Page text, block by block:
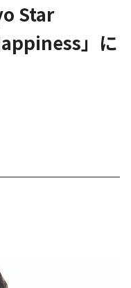
Star
」に